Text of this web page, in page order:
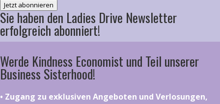
Jetzt abonnieren
Sie haben den Ladies Drive Newsletter
erfolgreich abonniert!
Werde Kindness Economist und Teil unserer
Business Sisterhood!
•⁠ ⁠⁠Zugang zu exklusiven Angeboten und Verlosungen,